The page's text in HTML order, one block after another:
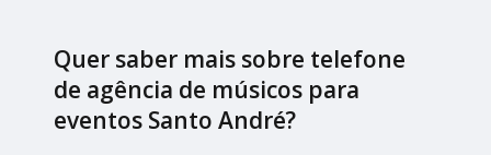
Quer saber mais sobre telefone
de agência de músicos para
eventos Santo André?